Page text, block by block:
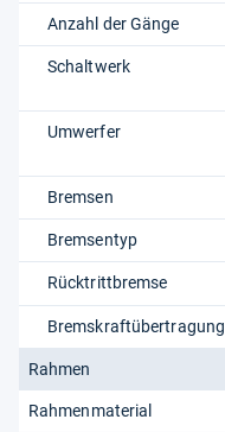
Anzahl der Gänge
Schaltwerk
Umwerfer
Bremsen
Bremsentyp
Rücktrittbremse
Bremskraftübertragung
Rahmen
Rahmenmaterial